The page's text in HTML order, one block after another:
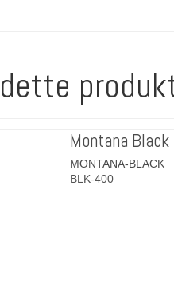
Montana
MONTANA-BLACK
BLK-400